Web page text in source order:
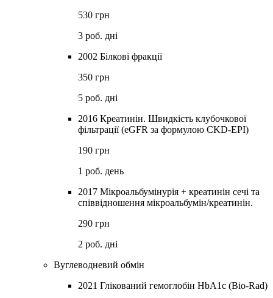
530 грн
3 роб. дні
2002 Білкові фракції
350 грн
5 роб. дні
2016 Креатинін. Швидкість клубочкової
фільтрації (eGFR за формулою CKD-EPI)
190 грн
1 роб. день
2017 Мікроальбумінурія + креатинін сечі та
співвідношення мікроальбумін/креатинін.
290 грн
2 роб. дні
Вуглеводневий обмін
2021 Глікований гемоглобін HbA1с (Bio-Rad)